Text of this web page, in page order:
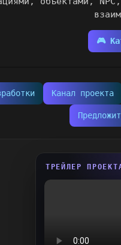
🎮
Канал проекта
ТРЕЙЛЕР